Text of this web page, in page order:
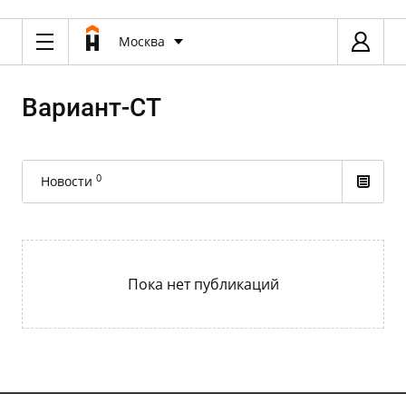
Москва
Вариант-СТ
Новости 0
Пока нет публикаций